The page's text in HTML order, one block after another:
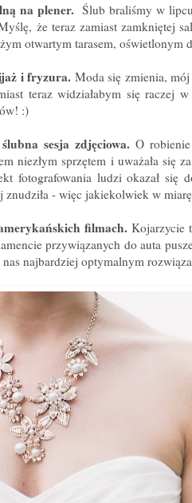
na plener.Ślub braliśmy w
że teraz zamiast zamkniętej
otwartym tarasem, oświetlonym
i fryzura. Moda się zmienia,
teraz widziałabym się
:)
sesja zdjęciowa. O
niezłym sprzętem i uważała
fotografowania ludzi okazał się
znudziła - więc jakiekolwiek w
filmach. Kojarzycie
przywiązanych do auta
najbardziej optymalnym